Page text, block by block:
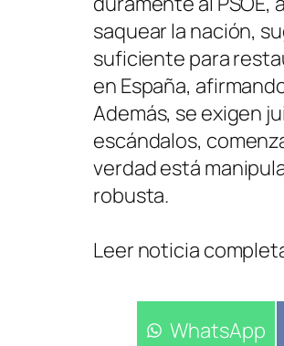
saquear la nación,
suficiente para
en España,
Además, se exigen
escándalos,
verdad está
robusta.
Leer noticia
Compartir
WhatsApp